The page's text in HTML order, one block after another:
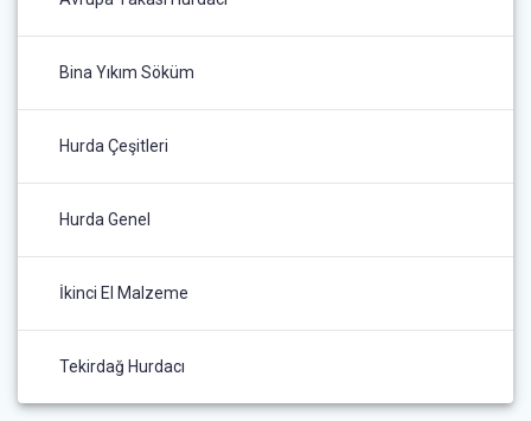
Bina Yıkım Söküm
Hurda Çeşitleri
Hurda Genel
İkinci El Malzeme
Tekirdağ Hurdacı